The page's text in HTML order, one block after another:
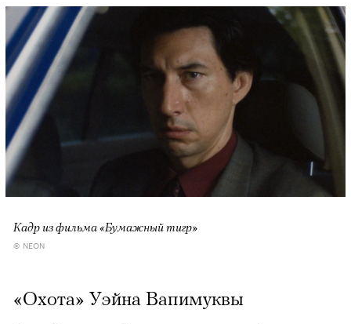
Кадр из фильма «Бумажный тигр»
© NEON
«Охота» Уэйна Вапимуквы